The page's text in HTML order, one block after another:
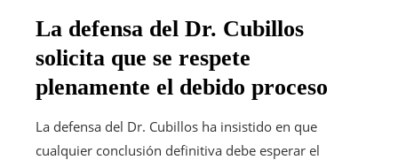
La defensa del Dr. Cubillos
solicita que se respete
plenamente el debido proceso
La defensa del Dr. Cubillos ha insistido en que
cualquier conclusión definitiva debe esperar el